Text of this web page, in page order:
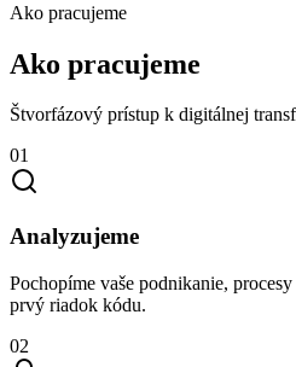
Ako pracujeme
Ako pracujeme
Štvorfázový prístup k digitálnej
01
Analyzujeme
Pochopíme vaše podnikanie,
prvý riadok kódu.
02